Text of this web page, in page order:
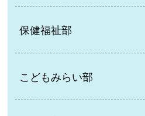
保健福祉部
こどもみらい部